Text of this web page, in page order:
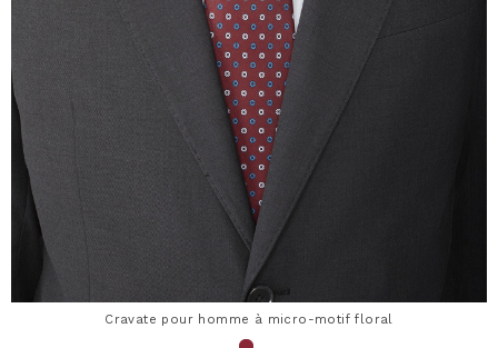
Cravate pour homme à micro-motif floral